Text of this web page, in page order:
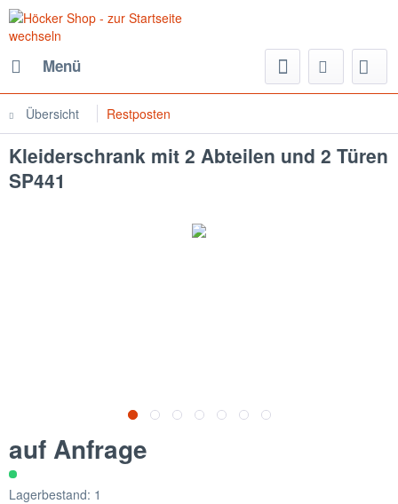
Menü
Übersicht Restposten
Kleiderschrank mit 2 Abteilen und 2 Türen
SP441
auf Anfrage
Lagerbestand: 1